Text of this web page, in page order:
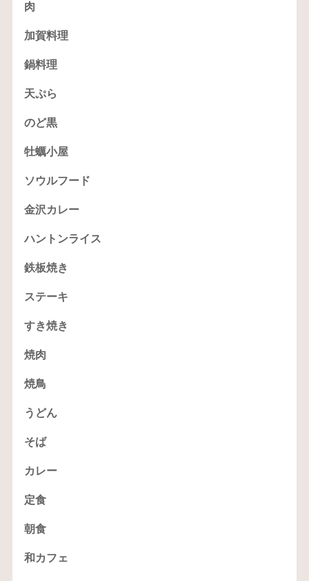
肉
加賀料理
鍋料理
天ぷら
のど黒
牡蠣小屋
ソウルフード
金沢カレー
ハントンライス
鉄板焼き
ステーキ
すき焼き
焼肉
焼鳥
うどん
そば
カレー
定食
朝食
和カフェ